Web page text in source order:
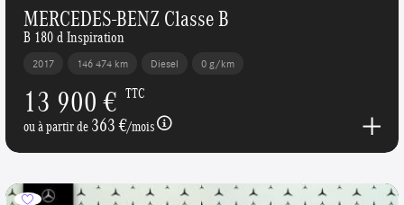
MERCEDES-BENZ Classe B
B 180 d Inspiration
2017 146 474 km Diesel 0 g/km
13 900 € TTC
ou à partir de363 €/mois